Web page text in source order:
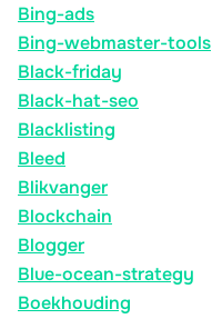
Bing-ads
Bing-webmaster-tools
Black-friday
Black-hat-seo
Blacklisting
Bleed
Blikvanger
Blockchain
Blogger
Blue-ocean-strategy
Boekhouding